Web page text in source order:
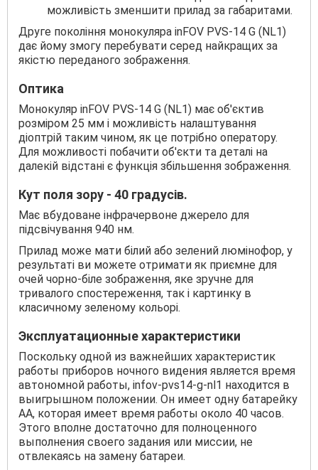
можливість зменшити прилад за габаритами.
Друге покоління монокуляра inFOV PVS-14 G (NL1)
дає йому змогу перебувати серед найкращих за
якістю переданого зображення.
Оптика
Монокуляр inFOV PVS-14 G (NL1) має об'єктив
розміром 25 мм і можливість налаштування
діоптрій таким чином, як це потрібно оператору.
Для можливості побачити об'єкти та деталі на
далекій відстані є функція збільшення зображення.
Кут поля зору - 40 градусів.
Має вбудоване інфрачервоне джерело для
підсвічування 940 нм.
Прилад може мати білий або зелений люмінофор, у
результаті ви можете отримати як приємне для
очей чорно-біле зображення, яке зручне для
тривалого спостереження, так і картинку в
класичному зеленому кольорі.
Эксплуатационные характеристики
Поскольку одной из важнейших характеристик
работы приборов ночного видения является время
автономной работы, infov-pvs14-g-nl1 находится в
выигрышном положении. Он имеет одну батарейку
АА, которая имеет время работы около 40 часов.
Этого вполне достаточно для полноценного
выполнения своего задания или миссии, не
отвлекаясь на замену батареи.